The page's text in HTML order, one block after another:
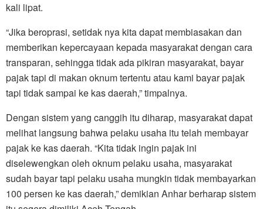
kali lipat.
“Jika beroprasi, setidak nya kita dapat membiasakan dan
memberikan kepercayaan kepada masyarakat dengan cara
transparan, sehingga tidak ada pikiran masyarakat, bayar
pajak tapi di makan oknum tertentu atau kami bayar pajak
tapi tidak sampai ke kas daerah,” timpalnya.
Dengan sistem yang canggih itu diharap, masyarakat dapat
melihat langsung bahwa pelaku usaha itu telah membayar
pajak ke kas daerah. “Kita tidak ingin pajak ini
diselewengkan oleh oknum pelaku usaha, masyarakat
sudah bayar tapi pelaku usaha mungkin tidak membayarkan
100 persen ke kas daerah,” demikian Anhar berharap sistem